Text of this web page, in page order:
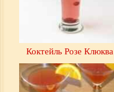
Коктейль Розе Клюква